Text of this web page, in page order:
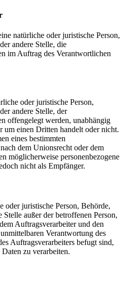
natürliche oder juristische Person,
andere Stelle, die
im Auftrag des Verantwortlichen
oder juristische Person,
andere Stelle, der
offengelegt werden, unabhängig
um einen Dritten handelt oder nicht.
eines bestimmten
dem Unionsrecht oder dem
möglicherweise personenbezogene
nicht als Empfänger.
oder juristische Person, Behörde,
außer der betroffenen Person,
Auftragsverarbeiter und den
Verantwortung des
Auftragsverarbeiters befugt sind,
zu verarbeiten.